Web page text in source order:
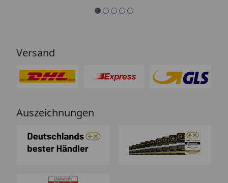
Versand
Auszeichnungen